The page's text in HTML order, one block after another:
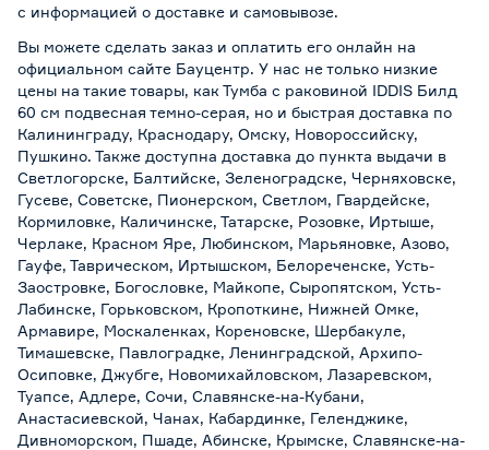
с информацией о доставке и самовывозе.
Вы можете сделать заказ и оплатить его онлайн на
официальном сайте Бауцентр. У нас не только низкие
цены на такие товары, как Тумба с раковиной IDDIS Билд
60 см подвесная темно-серая, но и быстрая доставка по
Калининграду, Краснодару, Омску, Новороссийску,
Пушкино. Также доступна доставка до пункта выдачи в
Светлогорске, Балтийске, Зеленоградске, Черняховске,
Гусеве, Советске, Пионерском, Светлом, Гвардейске,
Кормиловке, Каличинске, Татарске, Розовке, Иртыше,
Черлаке, Красном Яре, Любинском, Марьяновке, Азово,
Гауфе, Таврическом, Иртышском, Белореченске, Усть-
Заостровке, Богословке, Майкопе, Сыропятском, Усть-
Лабинске, Горьковском, Кропоткине, Нижней Омке,
Армавире, Москаленках, Кореновске, Шербакуле,
Тимашевске, Павлоградке, Ленинградской, Архипо-
Осиповке, Джубге, Новомихайловском, Лазаревском,
Туапсе, Адлере, Сочи, Славянске-на-Кубани,
Анастасиевской, Чанах, Кабардинке, Геленджике,
Дивноморском, Пшаде, Абинске, Крымске, Славянске-на-